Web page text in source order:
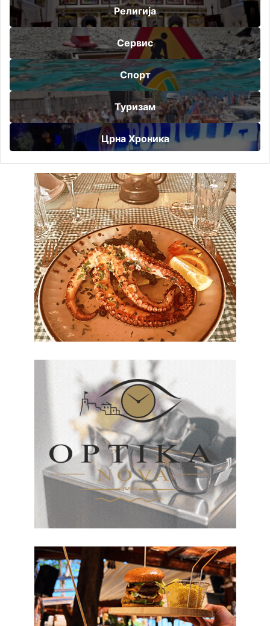
Религија
Сервис
Спорт
Туризам
Црна Хроника